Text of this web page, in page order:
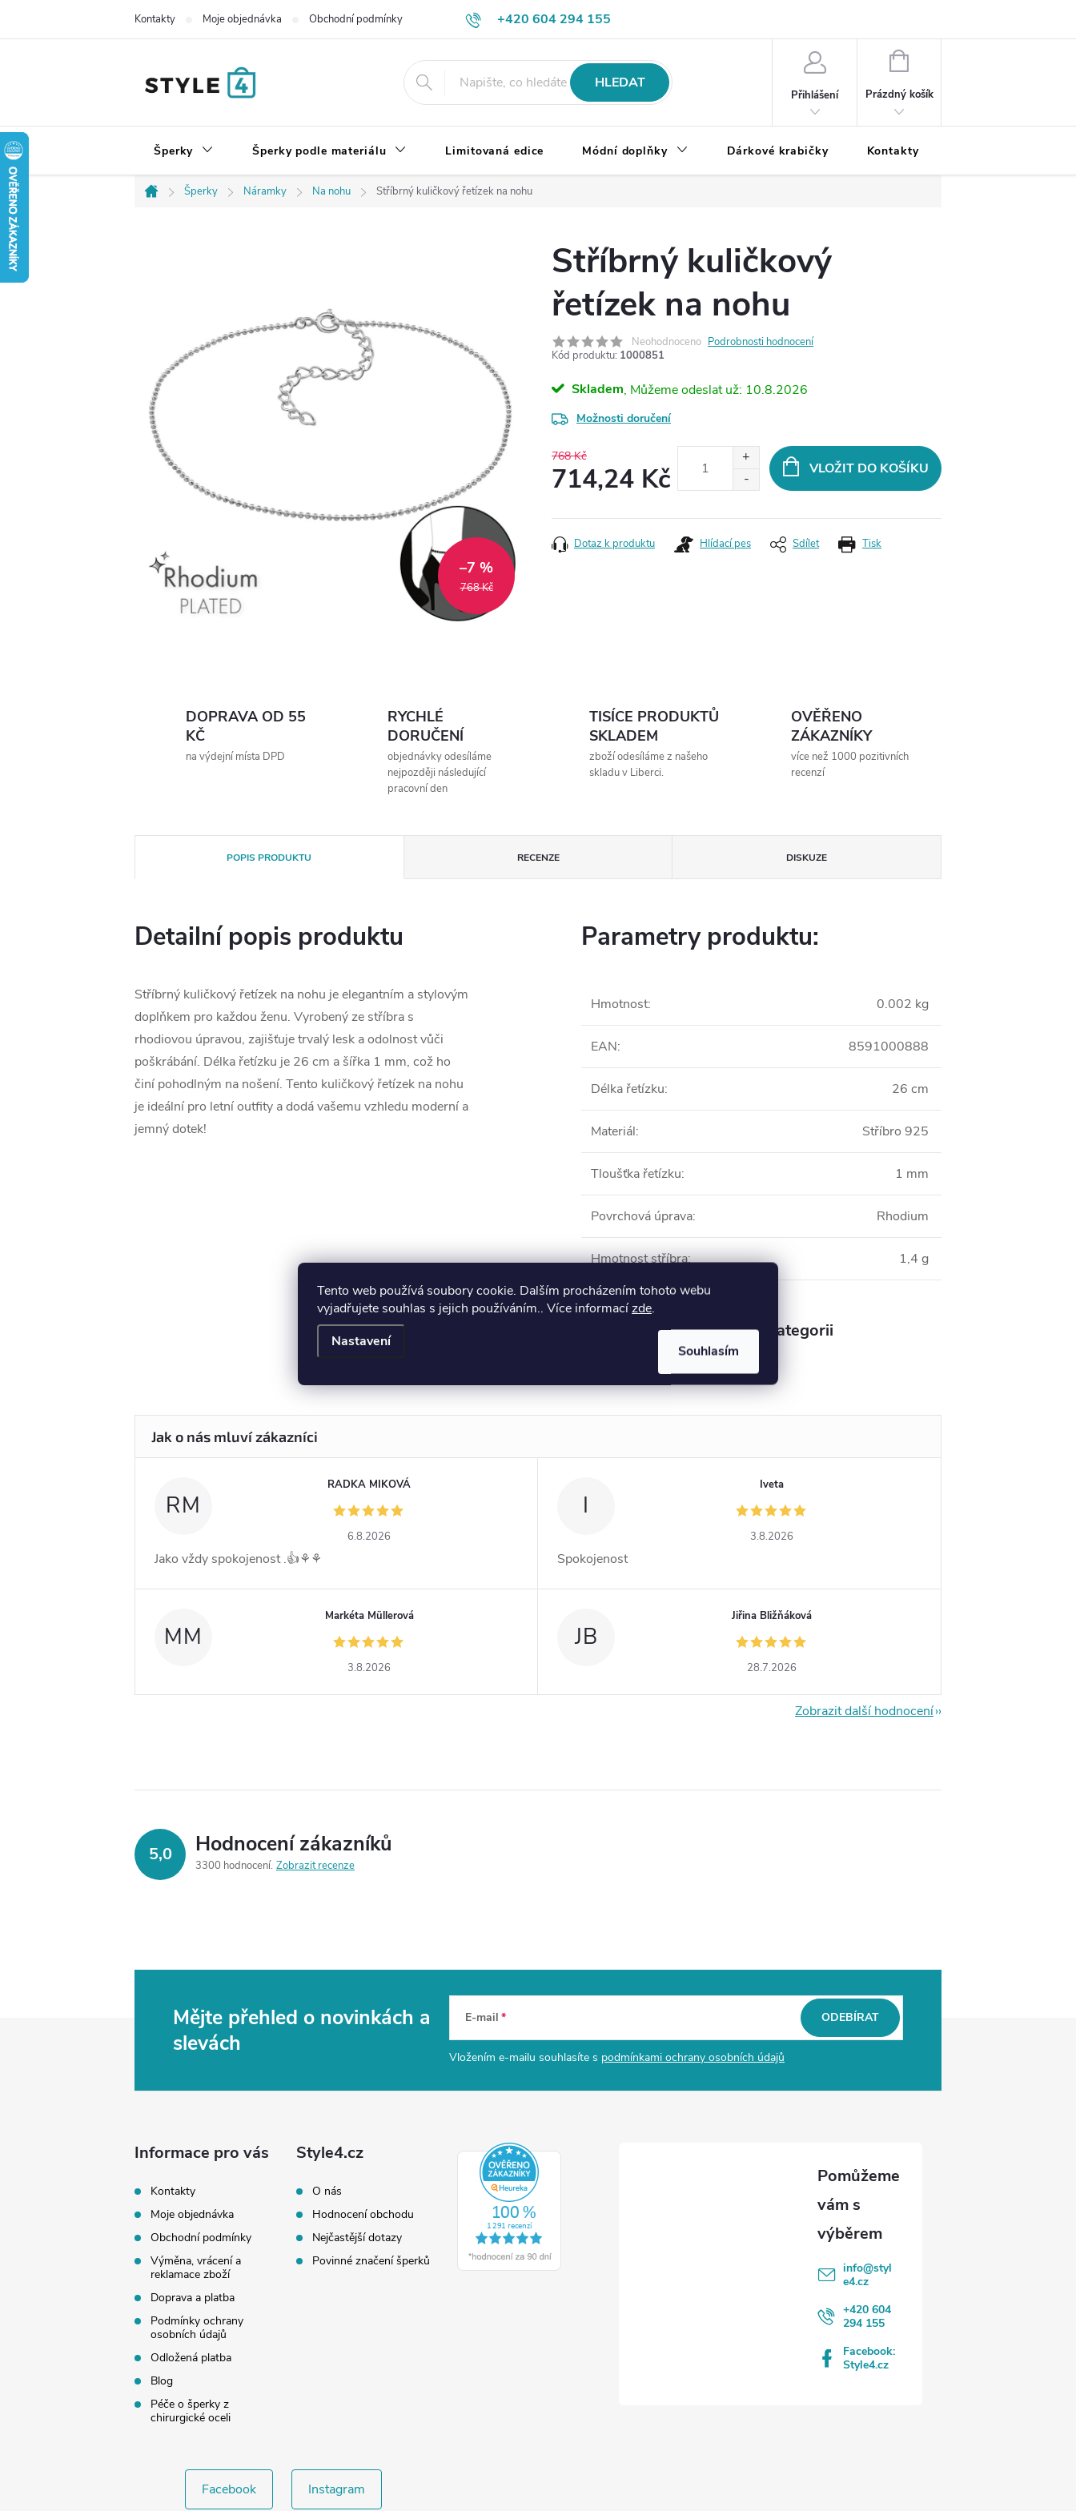
Tento web používá soubory cookie. Dalším procházením tohoto webu
vyjadřujete souhlas s jejich používáním.. Více informacízde.
Nastavení
Souhlasím
+420 604 294 155
Kontakty Moje objednávka Obchodní podmínky Výměna, vrácení a reklamace zboží
HLEDAT
Přihlášení
NÁKUPNÍ
Prázdný košík
Šperky Šperky podle materiálu Limitovaná edice Módní doplňky Dárkové krabičky Kontakty
Domů
Šperky Náramky Na nohu Stříbrný kuličkový řetízek na nohu
768 Kč
–7 %
Stříbrný kuličkový
řetízek na nohu
Neohodnoceno Podrobnosti hodnocení
Kód produktu: 1000851
Skladem 10.8.2026
Možnosti doručení
768 Kč
714,24 Kč
cena:
VLOŽIT DO KOŠÍKU
Tisk
Dotaz k produktu Hlídací pes Sdílet
DOPRAVA OD 55
KČ
na výdejní místa DPD
RYCHLÉ
DORUČENÍ
objednávky odesíláme
nejpozději následující
pracovní den
TISÍCE PRODUKTŮ
SKLADEM
zboží odesíláme z našeho
skladu v Liberci.
OVĚŘENO
ZÁKAZNÍKY
více než 1000 pozitivních
recenzí
POPIS PRODUKTU RECENZE DISKUZE
Detailní popis produktu
Stříbrný kuličkový řetízek na nohu je elegantním a stylovým
doplňkem pro každou ženu. Vyrobený ze stříbra s
rhodiovou úpravou, zajišťuje trvalý lesk a odolnost vůči
poškrábání. Délka řetízku je 26 cm a šířka 1 mm, což ho
činí pohodlným na nošení. Tento kuličkový řetízek na nohu
je ideální pro letní outfity a dodá vašemu vzhledu moderní a
jemný dotek!
Parametry produktu:
Hmotnost: 0.002 kg
EAN: 8591000888
Délka řetízku: 26 cm
Materiál: Stříbro 925
Tloušťka řetízku: 1 mm
Povrchová úprava: Rhodium
Hmotnost stříbra: 1,4 g
Produkt naleznete v této kategorii
RM
RADKA MIKOVÁ
6.8.2026
Jako vždy spokojenost .👍⚘️⚘️
I
Iveta
3.8.2026
Spokojenost
MM
Markéta Müllerová
3.8.2026
JB
Jiřina Bližňáková
28.7.2026
Zobrazit další hodnocení
5,0 Hodnocení zákazníků
3300 hodnocení Zobrazit recenze
Mějte přehled o novinkách a
slevách
E-mail
Vložením e-mailu souhlasíte s podmínkami ochrany osobních údajů
ODEBÍRAT
Informace pro vás
Kontakty
Moje objednávka
Obchodní podmínky
Výměna, vrácení a
reklamace zboží
Doprava a platba
Podmínky ochrany
osobních údajů
Odložená platba
Blog
Péče o šperky z
chirurgické oceli
Style4.cz
O nás
Hodnocení obchodu
Nejčastější dotazy
Povinné značení šperků
info@styl
e4.cz
+420 604
294 155
Facebook:
Style4.cz
Facebook Instagram